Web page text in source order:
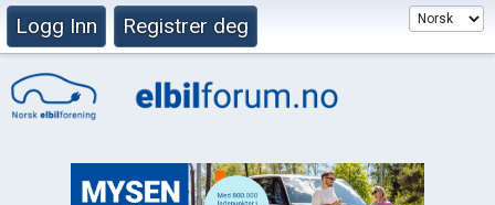
Logg Inn Registrer deg